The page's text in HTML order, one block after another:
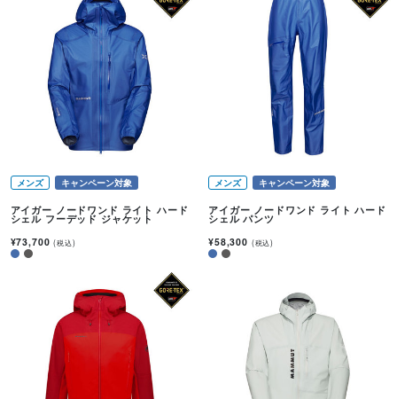
メンズ キャンペーン対象
アイガー ノードワンド ライト ハード
シェル フーデッド ジャケット
¥73,700(税込)
メンズ キャンペーン対象
アイガー ノードワンド ライト ハード
シェル パンツ
¥58,300 (税込)